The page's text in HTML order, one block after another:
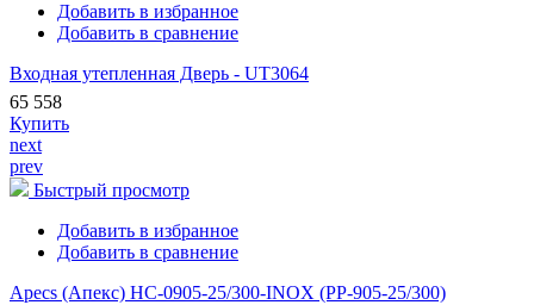
Добавить в избранное
Добавить в сравнение
Входная утепленная Дверь - UT3064
65 558
Купить
next
prev
Быстрый просмотр
Добавить в избранное
Добавить в сравнение
Apecs (Апекс) HC-0905-25/300-INOX (PP-905-25/300)